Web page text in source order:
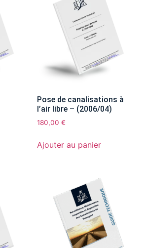
Pose de canalisations à
l’air libre – (2006/04)
180,00 €
Ajouter au panier